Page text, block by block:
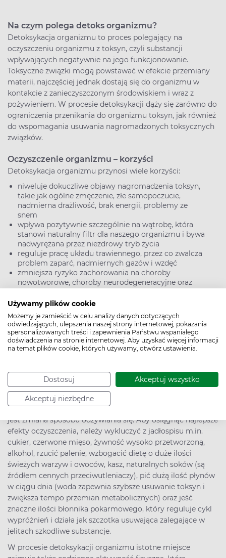
Używamy plików cookie
Możemy je zamieścić w celu analizy danych dotyczących
odwiedzających, ulepszenia naszej strony internetowej, pokazania
spersonalizowanych treści i zapewnienia Państwu wspaniałego
doświadczenia na stronie internetowej. Aby uzyskać więcej informacji
na temat plików cookie, których używamy, otwórz ustawienia.
Dostosuj Akceptuj wszystko
Akceptuj niezbędne
Na czym polega detoks organizmu?
Detoksykacja organizmu to proces polegający na
oczyszczeniu organizmu z toksyn, czyli substancji
wpływających negatywnie na jego funkcjonowanie.
Toksyczne związki mogą powstawać w efekcie przemiany
materii, najczęściej jednak dostają się do organizmu w
kontakcie z zanieczyszczonym środowiskiem i wraz z
pożywieniem. W procesie detoksykacji dąży się zarówno do
ograniczenia przenikania do organizmu toksyn, jak również
do wspomagania usuwania nagromadzonych toksycznych
związków.
Oczyszczenie organizmu – korzyści
Detoksykacja organizmu przynosi wiele korzyści:
niweluje dokuczliwe objawy nagromadzenia toksyn,
takie jak ogólne zmęczenie, złe samopoczucie,
nadmierna drażliwość, brak energii, problemy ze
snem
wpływa pozytywnie szczególnie na wątrobę, która
stanowi naturalny filtr dla naszego organizmu i bywa
nadwyrężana przez niezdrowy tryb życia
reguluje pracę układu trawiennego, przez co zwalcza
problem zaparć, nadmiernych gazów i wzdęć
zmniejsza ryzyko zachorowania na choroby
nowotworowe, choroby neurodegeneracyjne oraz
redukuje ilość wolnych rodników, przez co opóźnia
procesy starzenia się organizmu
wspiera kondycję układu odpornościowego i walkę z
drobnoustrojami chorobotwórczymi
pomaga w redukcji zbędnych kilogramów i bywa
wstępem do diet odchudzających
Od czego zacząć detoks organizmu?
Pierwszym krokiem w procesie detoksykacji organizmu
jest zmiana sposobu odżywiania się. Aby osiągnąć najlepsze
efekty oczyszczenia, należy wykluczyć z jadłospisu m.in.
cukier, czerwone mięso, żywność wysoko przetworzoną,
alkohol, rzucić palenie, wzbogacić dietę o duże ilości
świeżych warzyw i owoców, kasz, naturalnych soków (są
źródłem cennych przeciwutleniaczy), pić dużą ilość płynów
w ciągu dnia (woda zapewnia szybsze usuwanie toksyn i
zwiększa tempo przemian metabolicznych) oraz jeść
znaczne ilości błonnika pokarmowego, który reguluje cykl
wypróżnień i działa jak szczotka usuwająca zalegające w
jelitach szkodliwe substancje.
W procesie detoksykacji organizmu istotne miejsce